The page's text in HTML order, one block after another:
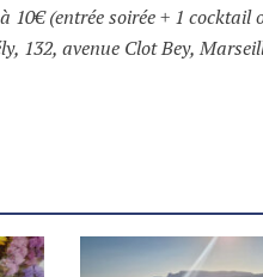
10€ (entrée soirée + 1 cocktail
132, avenue Clot Bey,